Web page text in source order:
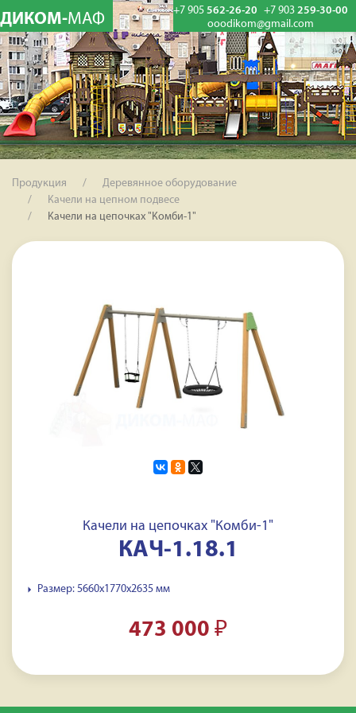
ДИКОМ-МАФ +7 905 562-26-20 +7 903 259-30-00
ooodikom@gmail.com
Продукция
Деревянное оборудование
Качели на цепном подвесе
Качели на цепочках "Комби-1"
Качели на цепочках "Комби-1"
КАЧ-1.18.1
Размер: 5660х1770х2635 мм
473 000 ₽